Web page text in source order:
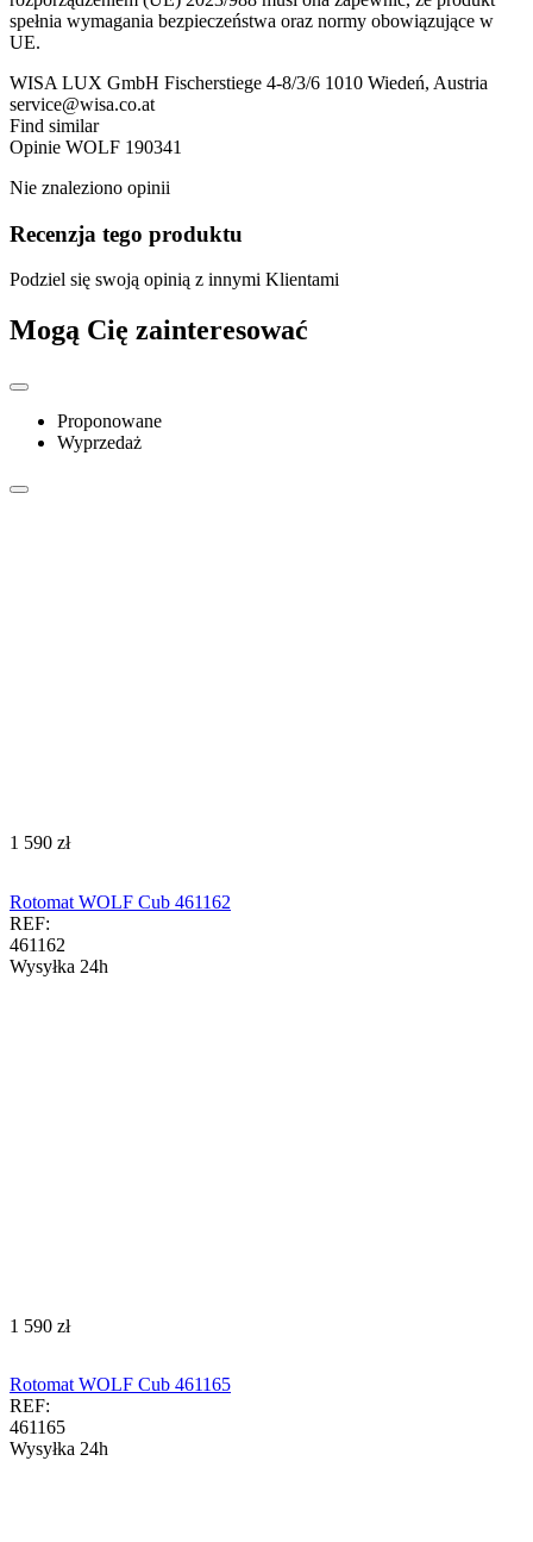
spełnia wymagania bezpieczeństwa oraz normy obowiązujące w
UE.
WISA LUX GmbH Fischerstiege 4-8/3/6 1010 Wiedeń, Austria
service@wisa.co.at
Find similar
Opinie WOLF 190341
Nie znaleziono opinii
Recenzja tego produktu
Podziel się swoją opinią z innymi Klientami
Mogą Cię zainteresować
Proponowane
Wyprzedaż
‍1 590‍ zł
Rotomat WOLF Cub 461162
REF:
461162
Wysyłka 24h
‍1 590‍ zł
Rotomat WOLF Cub 461165
REF:
461165
Wysyłka 24h